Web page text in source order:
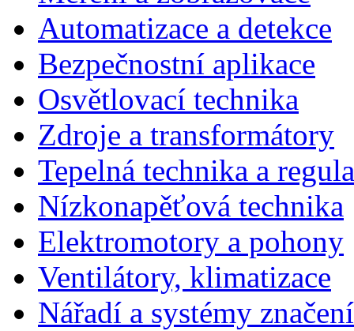
Automatizace a detekce
Bezpečnostní aplikace
Osvětlovací technika
Zdroje a transformátory
Tepelná technika a
Nízkonapěťová technika
Elektromotory a pohony
Ventilátory, klimatizace
Nářadí a systémy značení